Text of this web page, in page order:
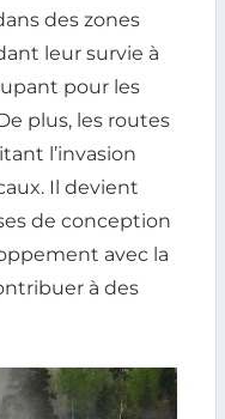
des zones
leur survie à
pour les
plus, les routes
l’invasion
Il devient
de conception
avec la
à des